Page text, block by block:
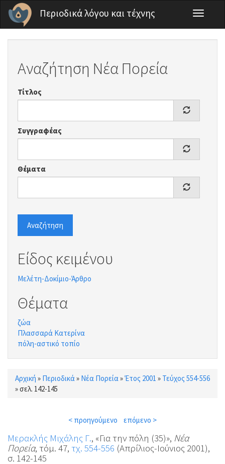
Παράκαμψη προς το κυρίως περιεχόμενο
Περιοδικά λόγου και τέχνης
Toggle
Αναζήτηση Νέα Πορεία
Τίτλος
Συγγραφέας
Θέματα
Αναζήτηση
Είδος κειμένου
Μελέτη-Δοκίμιο-Άρθρο
Θέματα
ζώα
Πλασσαρά Κατερίνα
πόλη-αστικό τοπίο
Είστε εδώ
Αρχική » Περιοδικά» Νέα Πορεία»Έτος 2001 » Τεύχος 554-556
»σελ. 142-145
< προηγούμενο επόμενο >
Μερακλής Μιχάλης Γ., «Για την πόλη (35)», Νέα
Πορεία, τόμ. 47, τχ. 554-556 (Απρίλιος-Ιούνιος 2001),
σ. 142-145